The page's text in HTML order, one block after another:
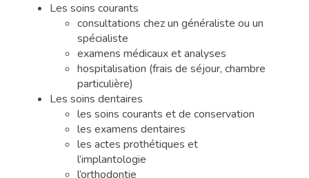
Les soins courants
consultations chez un généraliste ou un
spécialiste
examens médicaux et analyses
hospitalisation (frais de séjour, chambre
particulière)
Les soins dentaires
les soins courants et de conservation
les examens dentaires
les actes prothétiques et
l’implantologie
l’orthodontie